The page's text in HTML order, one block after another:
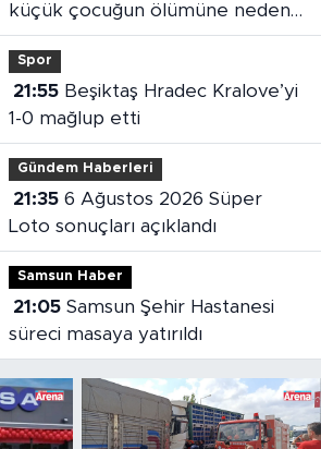
küçük çocuğun ölümüne neden
oldu
Spor
21:55Beşiktaş Hradec Kralove’yi
1-0 mağlup etti
Gündem Haberleri
21:356 Ağustos 2026 Süper
Loto sonuçları açıklandı
Samsun Haber
21:05Samsun Şehir Hastanesi
süreci masaya yatırıldı